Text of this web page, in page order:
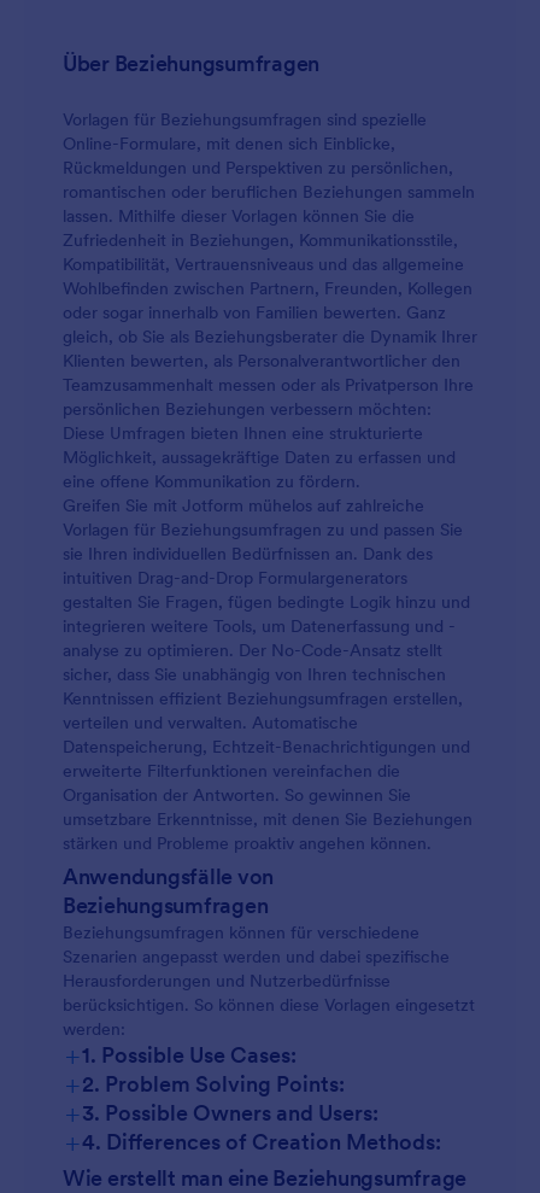
Über Beziehungsumfragen
Vorlagen für Beziehungsumfragen sind spezielle
Online-Formulare, mit denen sich Einblicke,
Rückmeldungen und Perspektiven zu persönlichen,
romantischen oder beruflichen Beziehungen sammeln
lassen. Mithilfe dieser Vorlagen können Sie die
Zufriedenheit in Beziehungen, Kommunikationsstile,
Kompatibilität, Vertrauensniveaus und das allgemeine
Wohlbefinden zwischen Partnern, Freunden, Kollegen
oder sogar innerhalb von Familien bewerten. Ganz
gleich, ob Sie als Beziehungsberater die Dynamik Ihrer
Klienten bewerten, als Personalverantwortlicher den
Teamzusammenhalt messen oder als Privatperson Ihre
persönlichen Beziehungen verbessern möchten:
Diese Umfragen bieten Ihnen eine strukturierte
Möglichkeit, aussagekräftige Daten zu erfassen und
eine offene Kommunikation zu fördern.
Greifen Sie mit Jotform mühelos auf zahlreiche
Vorlagen für Beziehungsumfragen zu und passen Sie
sie Ihren individuellen Bedürfnissen an. Dank des
intuitiven Drag-and-Drop Formulargenerators
gestalten Sie Fragen, fügen bedingte Logik hinzu und
integrieren weitere Tools, um Datenerfassung und -
analyse zu optimieren. Der No-Code-Ansatz stellt
sicher, dass Sie unabhängig von Ihren technischen
Kenntnissen effizient Beziehungsumfragen erstellen,
verteilen und verwalten. Automatische
Datenspeicherung, Echtzeit-Benachrichtigungen und
erweiterte Filterfunktionen vereinfachen die
Organisation der Antworten. So gewinnen Sie
umsetzbare Erkenntnisse, mit denen Sie Beziehungen
stärken und Probleme proaktiv angehen können.
Anwendungsfälle von
Beziehungsumfragen
Beziehungsumfragen können für verschiedene
Szenarien angepasst werden und dabei spezifische
Herausforderungen und Nutzerbedürfnisse
berücksichtigen. So können diese Vorlagen eingesetzt
werden:
+1. Possible Use Cases:
Paartherapie:
+2. Problem Solving Points:
+3. Possible Owners and Users:
+4. Differences of Creation Methods:
Paarumfragen:
Wie erstellt man eine Beziehungsumfrage